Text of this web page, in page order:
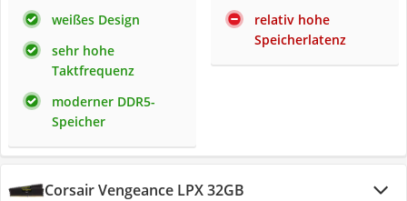
weißes Design
sehr hohe
Taktfrequenz
moderner DDR5-
Speicher
relativ hohe
Speicherlatenz
Corsair Vengeance LPX 32GB